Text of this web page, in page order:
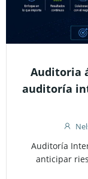
Auditoria
auditoría
Auditoría
anticipar